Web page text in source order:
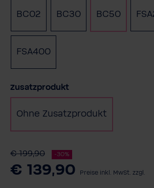
BC02 BC30 BC50
FSA400
Zusatzprodukt
Ohne Zusatzprodukt
€ 199,90 -30%
€ 139,90 Preise inkl. MwSt. zzgl.